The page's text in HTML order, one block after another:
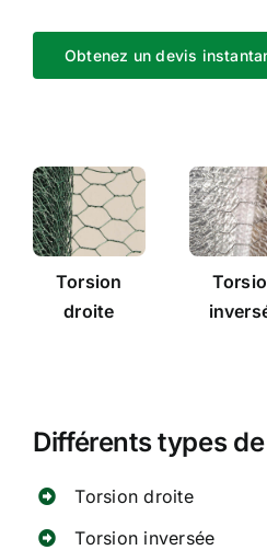
Obtenez un devis
Torsion
droite
Différents types
Torsion droite
Torsion inversée